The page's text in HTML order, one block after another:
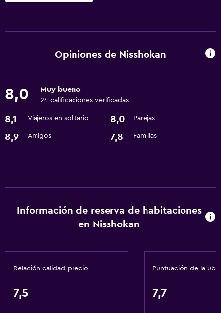
Wifi gratis
Nevera
Actividades
Pantuflas
Limpieza diaria
Opiniones de Nisshokan
8,0 Muy bueno
24 calificaciones verificadas
8,1 Viajeros en solitario 8,0 Parejas
8,9 Amigos 7,8 Familias
Información de reserva de habitaciones
en Nisshokan
Relación calidad-precio
7,5
Puntuación de la
7,7